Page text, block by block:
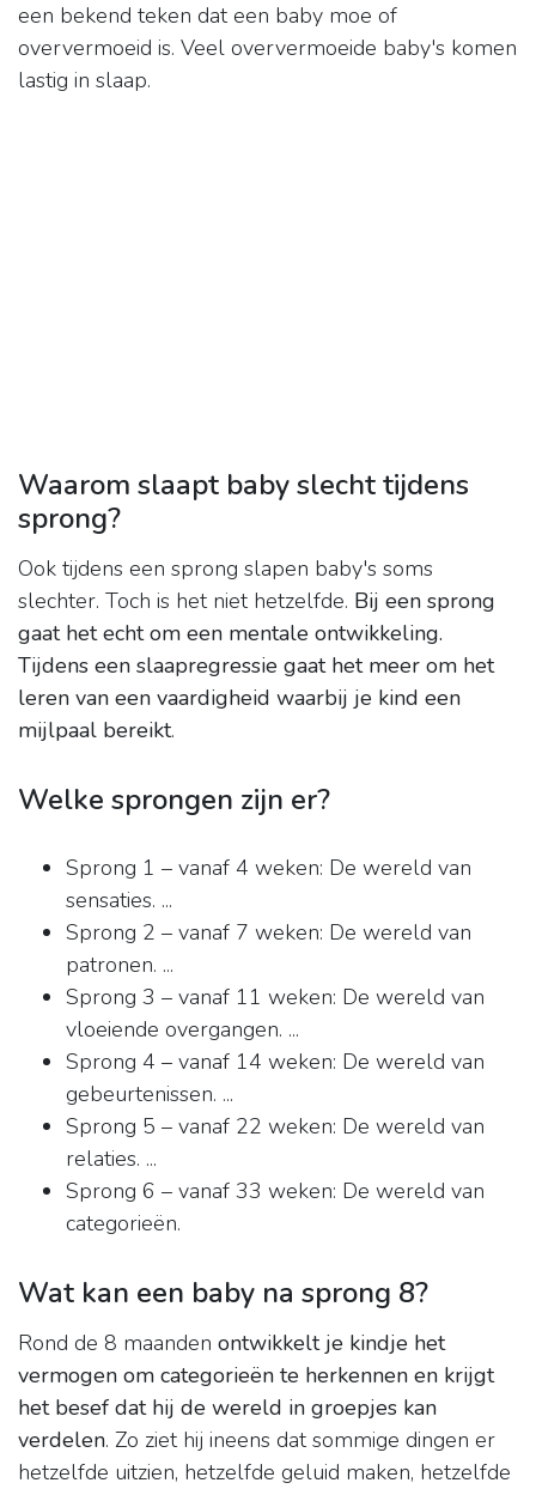
een bekend teken dat een baby moe of
oververmoeid is. Veel oververmoeide baby's komen
lastig in slaap.
Waarom slaapt baby slecht tijdens
sprong?
Ook tijdens een sprong slapen baby's soms
slechter. Toch is het niet hetzelfde. Bij een sprong
gaat het echt om een mentale ontwikkeling.
Tijdens een slaapregressie gaat het meer om het
leren van een vaardigheid waarbij je kind een
mijlpaal bereikt.
Welke sprongen zijn er?
Sprong 1 – vanaf 4 weken: De wereld van
sensaties. ...
Sprong 2 – vanaf 7 weken: De wereld van
patronen. ...
Sprong 3 – vanaf 11 weken: De wereld van
vloeiende overgangen. ...
Sprong 4 – vanaf 14 weken: De wereld van
gebeurtenissen. ...
Sprong 5 – vanaf 22 weken: De wereld van
relaties. ...
Sprong 6 – vanaf 33 weken: De wereld van
categorieën.
Wat kan een baby na sprong 8?
Rond de 8 maanden ontwikkelt je kindje het
vermogen om categorieën te herkennen en krijgt
het besef dat hij de wereld in groepjes kan
verdelen. Zo ziet hij ineens dat sommige dingen er
hetzelfde uitzien, hetzelfde geluid maken, hetzelfde